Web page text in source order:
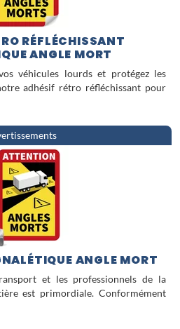
RÉFLÉCHISSANT
ANGLE MORT
véhicules lourds et protégez les
adhésif rétro réfléchissant pour
ANGLE MORT
et les professionnels de la
est primordiale. Conformément